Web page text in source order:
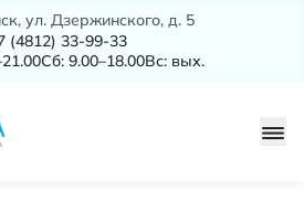
ул. Дзержинского, д. 5
(4812) 33-99-33
Сб: 9.00–18.00Вс: вых.